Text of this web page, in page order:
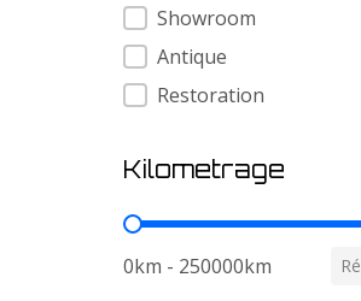
Showroom
Antique
Restoration
Kilometrage
Kilometrage
0km - 250000km